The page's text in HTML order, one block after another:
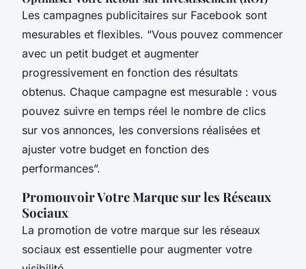
Les campagnes publicitaires sur Facebook sont
mesurables et flexibles. “Vous pouvez commencer
avec un petit budget et augmenter
progressivement en fonction des résultats
obtenus. Chaque campagne est mesurable : vous
pouvez suivre en temps réel le nombre de clics
sur vos annonces, les conversions réalisées et
ajuster votre budget en fonction des
performances”.
Promouvoir Votre Marque sur les Réseaux
Sociaux
La promotion de votre marque sur les réseaux
sociaux est essentielle pour augmenter votre